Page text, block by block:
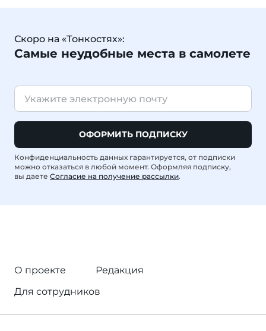
Скоро на «Тонкостях»:
Самые неудобные места в самолете
ОФОРМИТЬ ПОДПИСКУ
Конфиденциальность данных гарантируется, от подписки
можно отказаться в любой момент. Оформляя подписку,
вы даете Согласие на получение рассылки.
О проекте
Редакция
Для сотрудников